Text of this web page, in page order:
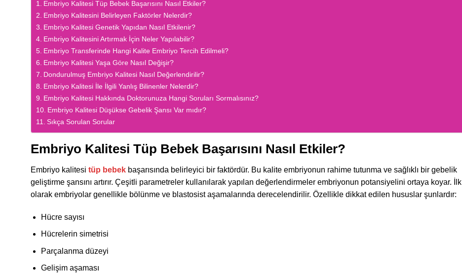
Embriyo Kalitesi Tüp Bebek Başarısını Nasıl Etkiler?
Embriyo Kalitesini Belirleyen Faktörler Nelerdir?
Embriyo Kalitesi Genetik Yapıdan Nasıl Etkilenir?
Embriyo Kalitesini Artırmak İçin Neler Yapılabilir?
Embriyo Transferinde Hangi Kalite Embriyo Tercih Edilmeli?
Embriyo Kalitesi Yaşa Göre Nasıl Değişir?
Dondurulmuş Embriyo Kalitesi Nasıl Değerlendirilir?
Embriyo Kalitesi İle İlgili Yanlış Bilinenler Nelerdir?
Embriyo Kalitesi Hakkında Doktorunuza Hangi Soruları Sormalısınız?
Embriyo Kalitesi Düşükse Gebelik Şansı Var mıdır?
Sıkça Sorulan Sorular
Embriyo Kalitesi Tüp Bebek Başarısını Nasıl Etkiler?
Embriyo kalitesi tüp bebek başarısında belirleyici bir faktördür. Bu kalite embriyonun rahime tutunma ve sağlıklı bir gebelik
geliştirme şansını artırır. Çeşitli parametreler kullanılarak yapılan değerlendirmeler embriyonun potansiyelini ortaya koyar. İlk
olarak embriyolar genellikle bölünme ve blastosist aşamalarında derecelendirilir. Özellikle dikkat edilen hususlar şunlardır:
Hücre sayısı
Hücrelerin simetrisi
Parçalanma düzeyi
Gelişim aşaması